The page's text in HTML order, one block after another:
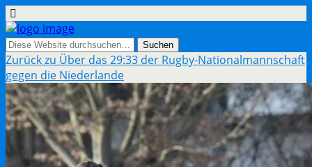
Zurück zu Über das 29:33 der Rugby-Nationalmannschaft
gegen die Niederlande